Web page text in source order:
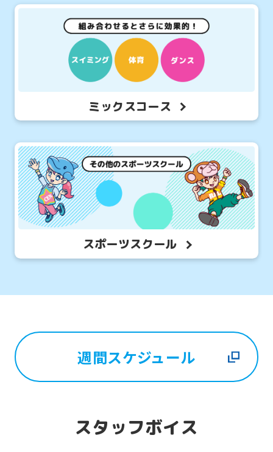
ミックスコース
スポーツスクール
週間スケジュール
スタッフボイス